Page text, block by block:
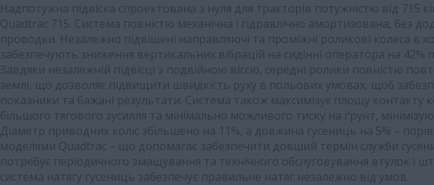
Надпотужна підвіска спроектована з нуля для тракторів потужністю від 715
Quadtrac 715. Система повністю механічна і гідравлічно амортизована, без
проводки. Незалежно підвішені направляючі та проміжні роликові колеса в
забезпечують зниження вертикальних вібрацій на сидінні оператора на 42%
Завдяки незалежній підвісці з подвійною віссю, середні ролики повністю
землі, що дозволяє підвищити швидкість руху в польових умовах, щоб
показники та бажані результати. Система також максимізує площу контакту
більшого тягового зусилля та мінімально можливого тиску на ґрунт,
Діаметр приводних коліс збільшено на 11%, а довжина гусениць на 5% –
моделями Quadtrac – що допомагає забезпечити довший термін служби
потребує періодичного змащування та технічного обслуговування втулок і
система натягу гусениць забезпечує правильне натяг незалежно від умов.